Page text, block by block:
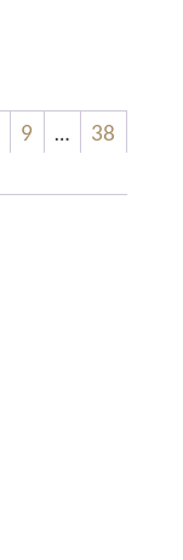
9 …
38